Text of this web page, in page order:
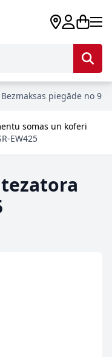
piegāde no 99€ Droši
somas un koferi
EW425